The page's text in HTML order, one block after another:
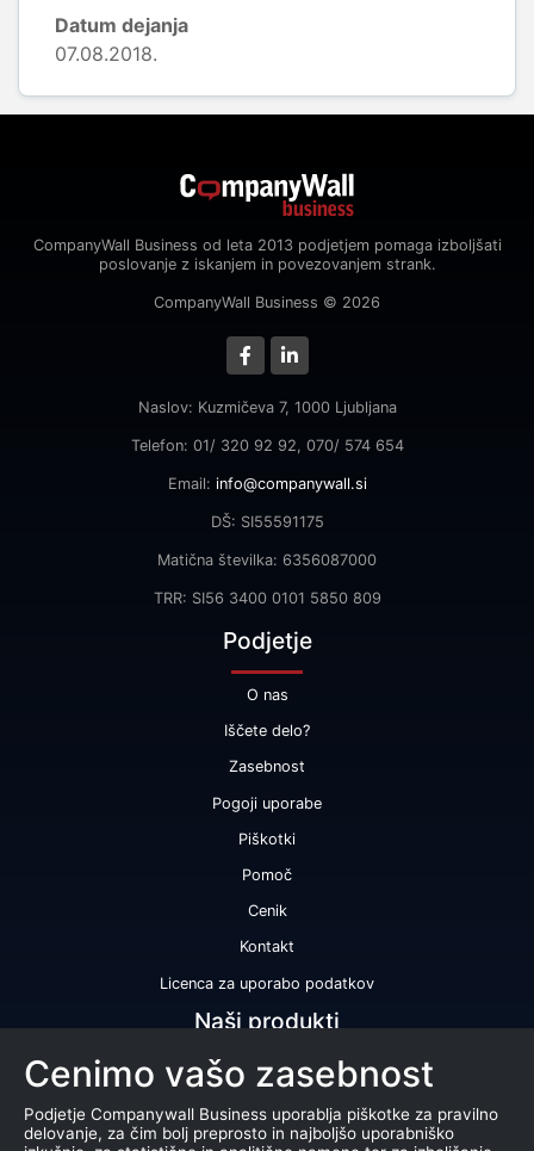
Datum dejanja
07.08.2018.
CompanyWall Business od leta 2013 podjetjem pomaga izboljšati
poslovanje z iskanjem in povezovanjem strank.
CompanyWall Business © 2026
Naslov: Kuzmičeva 7, 1000 Ljubljana
Telefon: 01/ 320 92 92, 070/ 574 654
Email: info@companywall.si
DŠ: SI55591175
Matična številka: 6356087000
TRR: SI56 3400 0101 5850 809
Podjetje
O nas
Iščete delo?
Zasebnost
Pogoji uporabe
Piškotki
Pomoč
Cenik
Kontakt
Licenca za uporabo podatkov
Naši produkti
Bonitetna ocena
Bonitetno poročilo
Certifikat bonitetne odličnosti
Cenimo vašo zasebnost
Podjetje Companywall Business uporablja piškotke za pravilno
delovanje, za čim bolj preprosto in najboljšo uporabniško